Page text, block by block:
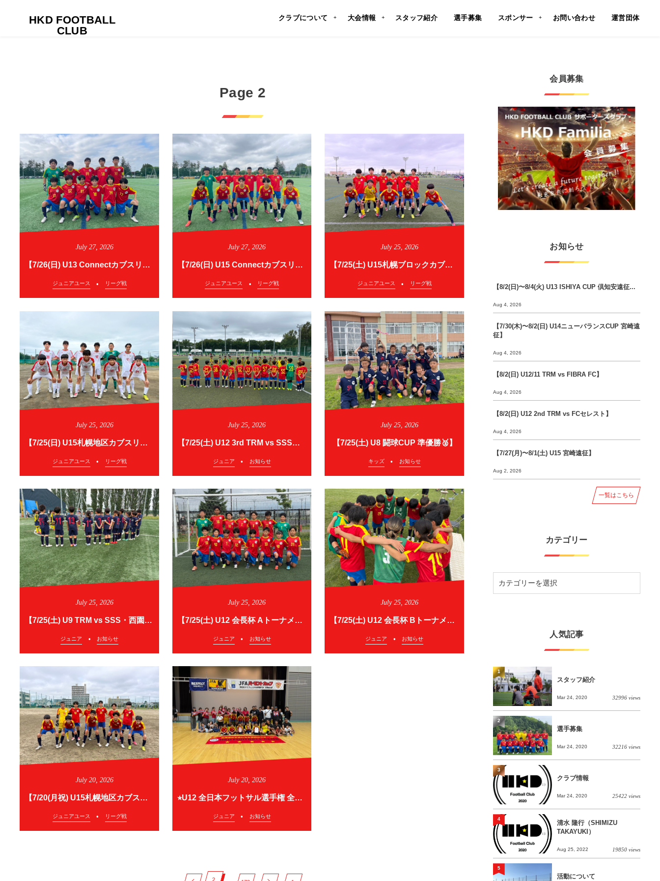
HKD FOOTBALL
CLUB
クラブについて 大会情報 スタッフ紹介 選手募集 スポンサー お問い合わせ 運営団体
Page 2
Page 2
July 27, 2026
【7/26(日) U13 Connectカブスリーグ2部】
ジュニアユース リーグ戦
July 27,2026
【7/26(日) U15 Connectカブスリーグ2部】
ジュニアユース リーグ戦
July 25, 2026
【7/25(土) U15札幌ブロックカブスリーグ2部】
ジュニアユース リーグ戦
July 25, 2026
【7/25(日) U15札幌地区カブスリーグ2部】
ジュニアユース リーグ戦
July 25 ,2026
【7/25(土) U12 3rd TRM vs SSSサクセス】
ジュニア お知らせ
July 25, 2026
【7/25(土) U8 闘球CUP 準優勝🥈】
キッズ お知らせ
July 25, 2026
【7/25(土) U9 TRM vs SSS・西園福井野】
ジュニア お知らせ
July 25 ,2026
【7/25(土) U12 会長杯 Aトーナメント】
ジュニア お知らせ
July 25, 2026
【7/25(土) U12 会長杯 Bトーナメント】
ジュニア お知らせ
July 20, 2026
【7/20(月祝) U15札幌地区カブスリーグ2部】
ジュニアユース リーグ戦
July 20 ,2026
⭐︎U12 全日本フットサル選手権 全国大会出場⭐︎
ジュニア お知らせ
2
会員募集
お知らせ
【8/2(日)〜8/4(火) U13 ISHIYA CUP 倶知安遠征...
Aug 4, 2026
【7/30(木)〜8/2(日) U14ニューバランスCUP 宮崎遠
征】
Aug 4, 2026
【8/2(日) U12/11 TRM vs FIBRA FC】
Aug 4, 2026
【8/2(日) U12 2nd TRM vs FCセレスト】
Aug 4, 2026
【7/27(月)〜8/1(土) U15 宮崎遠征】
Aug 2, 2026
一覧はこちら
カテゴリー
人気記事
スタッフ紹介
Mar 24, 2020 32996 views
1
選手募集
Mar 24, 2020 32216 views
2
クラブ情報
Mar 24, 2020 25422 views
3
清水 隆行（SHIMIZU
TAKAYUKI）
Aug 25, 2022 19850 views
4
活動について
5